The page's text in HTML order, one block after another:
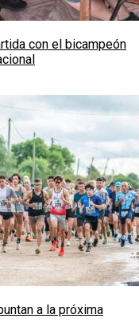
con el bicampeón
a la próxima